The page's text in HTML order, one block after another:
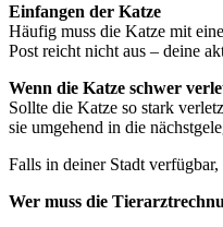
Einfangen der Katze
Häufig muss die Katze mit
Post reicht nicht aus – deine
Wenn die Katze schwer
Sollte die Katze so stark
sie umgehend in die
Falls in deiner Stadt
Wer muss die